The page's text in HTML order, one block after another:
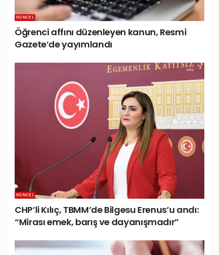
GÜNCEL
Öğrenci affını düzenleyen kanun, Resmi
Gazete’de yayımlandı
GÜNCEL
CHP’li Kılıç, TBMM’de Bilgesu Erenus’u andı:
“Mirası emek, barış ve dayanışmadır”